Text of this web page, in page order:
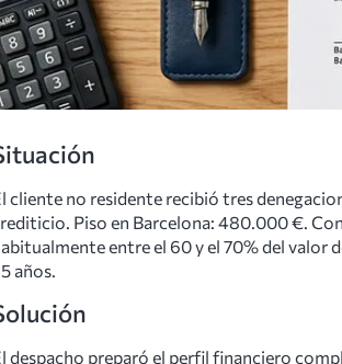
cliente no residente recibió tres
Piso en Barcelona: 480.000 €.
entre el 60 y el 70% del valor
años.
despacho preparó el perfil financiero